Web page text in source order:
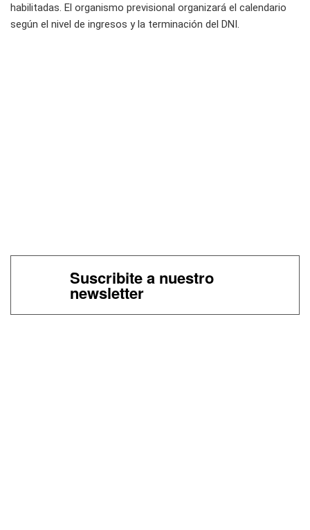
habilitadas. El organismo previsional organizará el calendario
según el nivel de ingresos y la terminación del DNI.
Suscribite a nuestro
newsletter